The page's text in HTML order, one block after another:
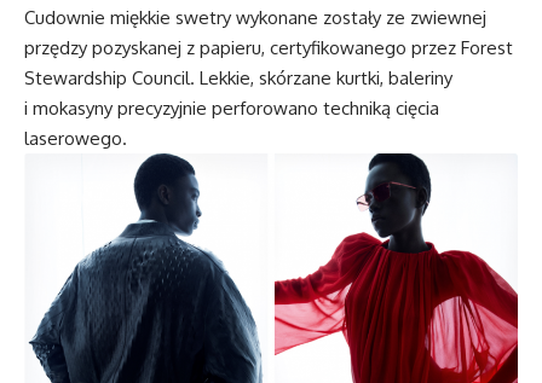
Cudownie miękkie swetry wykonane zostały ze zwiewnej
przędzy pozyskanej z papieru, certyfikowanego przez Forest
Stewardship Council. Lekkie, skórzane kurtki, baleriny
i mokasyny precyzyjnie perforowano techniką cięcia
laserowego.